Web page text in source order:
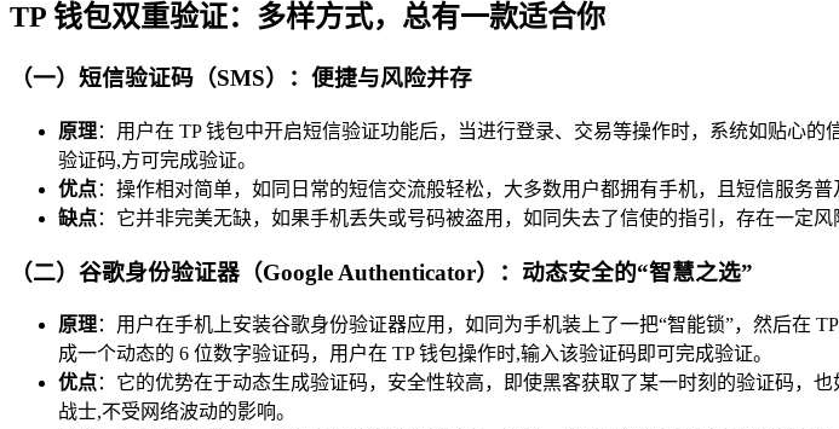
TP 钱包双重验证：多样方式，总有一款适合你
（一）短信验证码（SMS）：便捷与风险并存
原理：用户在 TP 钱包中开启短信验证功能后，当进行登录、交易等操作时，系统如贴心
验证码,方可完成验证。
优点：操作相对简单，如同日常的短信交流般轻松，大多数用户都拥有手机，且短信服务普
缺点：它并非完美无缺，如果手机丢失或号码被盗用，如同失去了信使的指引，存在一定
（二）谷歌身份验证器（Google Authenticator）：动态安全的“智慧之选”
原理：用户在手机上安装谷歌身份验证器应用，如同为手机装上了一把“智能锁”，然后在
成一个动态的 6 位数字验证码，用户在 TP 钱包操作时,输入该验证码即可完成验证。
优点：它的优势在于动态生成验证码，安全性较高，即使黑客获取了某一时刻的验证码，
战士,不受网络波动的影响。